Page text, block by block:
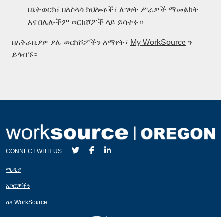
በኔትወርክ፣ በለስላሳ ክህሎቶች፣ ለግዛት ሥራዎች ማመልከት
እና በሌሎችም ወርክሾፖች ላይ ይሳተፉ።
በአቅራቢያዎ ያሉ ወርክሾፖችን ለማየት፣ My WorkSource ን
ይጎብኙ።
CONNECT WITH US
ሚዲያ
አጋሮቻችን
ስለ WorkSource